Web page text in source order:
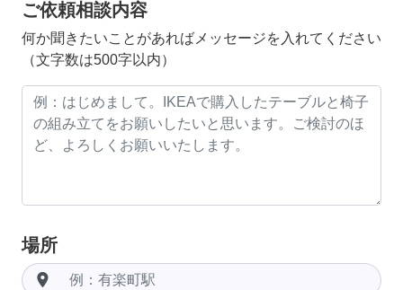
ご依頼相談内容
何か聞きたいことがあればメッセージを入れてください
（文字数は500字以内）
場所
room